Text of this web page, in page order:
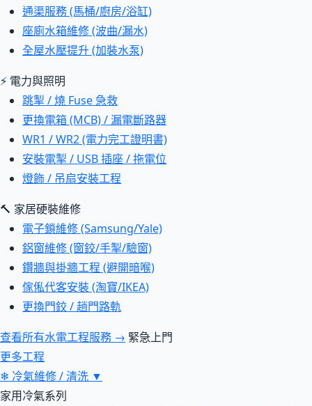
通渠服務 (馬桶/廚房/浴缸)
座廁水箱維修 (波曲/漏水)
全屋水壓提升 (加裝水泵)
⚡ 電力與照明
跳掣 / 燒 Fuse 急救
更換電箱 (MCB) / 漏電斷路器
WR1 / WR2 (電力完工證明書)
安裝電掣 / USB 插座 / 拖電位
燈飾 / 吊扇安裝工程
🔨 家居硬裝維修
電子鎖維修 (Samsung/Yale)
鋁窗維修 (窗鉸/手掣/驗窗)
鑽牆與掛牆工程 (避開暗喉)
傢俬代客安裝 (淘寶/IKEA)
更換門鉸 / 趟門路軌
查看所有水電工程服務 → 緊急上門
更多工程
❄ 冷氣維修 / 清洗 ▼
家用冷氣系列